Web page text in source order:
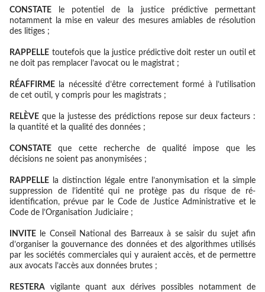
CONSTATE le potentiel de la justice prédictive permettant
notamment la mise en valeur des mesures amiables de résolution
des litiges ;
RAPPELLE toutefois que la justice prédictive doit rester un outil et
ne doit pas remplacer l’avocat ou le magistrat ;
RÉAFFIRME la nécessité d’être correctement formé à l’utilisation
de cet outil, y compris pour les magistrats ;
RELÈVE que la justesse des prédictions repose sur deux facteurs :
la quantité et la qualité des données ;
CONSTATE que cette recherche de qualité impose que les
décisions ne soient pas anonymisées ;
RAPPELLE la distinction légale entre l’anonymisation et la simple
suppression de l’identité qui ne protège pas du risque de ré-
identification, prévue par le Code de Justice Administrative et le
Code de l’Organisation Judiciaire ;
INVITE le Conseil National des Barreaux à se saisir du sujet afin
d’organiser la gouvernance des données et des algorithmes utilisés
par les sociétés commerciales qui y auraient accès, et de permettre
aux avocats l’accès aux données brutes ;
RESTERA vigilante quant aux dérives possibles notamment de